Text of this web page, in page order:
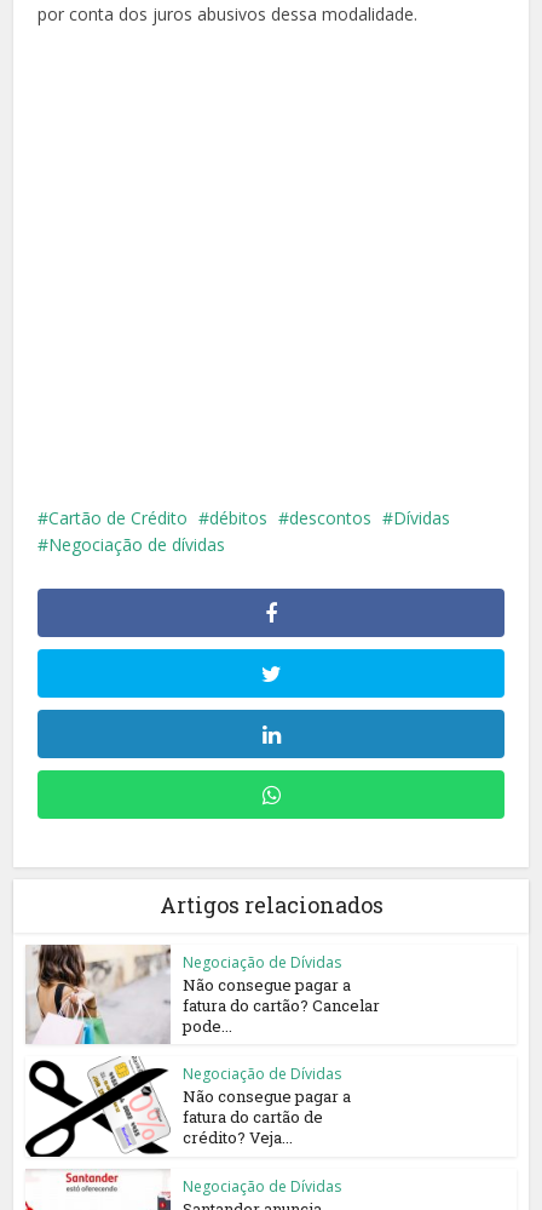
por conta dos juros abusivos dessa modalidade.
Cartão de Crédito débitos descontos
Dívidas
Negociação de dívidas
Artigos relacionados
Negociação de Dívidas
Não consegue pagar a
fatura do cartão? Cancelar
pode...
Negociação de Dívidas
Não consegue pagar a
fatura do cartão de
crédito? Veja...
Negociação de Dívidas